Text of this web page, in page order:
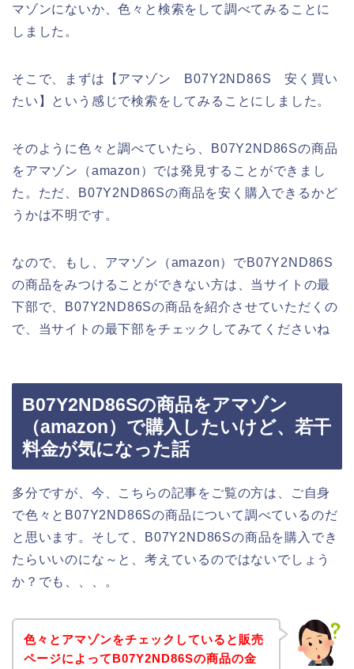
マゾンにないか、色々と検索をして調べてみることに
しました。
そこで、まずは【アマゾン B07Y2ND86S 安く買い
たい】という感じで検索をしてみることにしました。
そのように色々と調べていたら、B07Y2ND86Sの商品
をアマゾン（amazon）では発見することができまし
た。ただ、B07Y2ND86Sの商品を安く購入できるかど
うかは不明です。
なので、もし、アマゾン（amazon）でB07Y2ND86S
の商品をみつけることができない方は、当サイトの最
下部で、B07Y2ND86Sの商品を紹介させていただくの
で、当サイトの最下部をチェックしてみてくださいね
B07Y2ND86Sの商品をアマゾン
（amazon）で購入したいけど、若干
料金が気になった話
多分ですが、今、こちらの記事をご覧の方は、ご自身
で色々とB07Y2ND86Sの商品について調べているのだ
と思います。そして、B07Y2ND86Sの商品を購入でき
たらいいのにな～と、考えているのではないでしょう
か？でも、、、。
色々とアマゾンをチェックしていると販売
ページによってB07Y2ND86Sの商品の金